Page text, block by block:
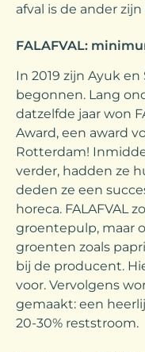
afval is de ander zijn
FALAFVAL:
In 2019 zijn Ayuk en
begonnen. Lang
datzelfde jaar won
Award, een award
Rotterdam!
verder, hadden ze
deden ze een
horeca. FALAFVAL
groentepulp, maar
groenten zoals
bij de producent.
voor. Vervolgens
gemaakt: een
20-30% reststroom.